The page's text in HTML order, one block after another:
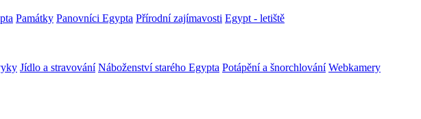
Památky Panovníci Egypta Přírodní zajímavosti Egypt - letiště
Jídlo a stravování Náboženství starého Egypta Potápění a šnorchlování Webkamery